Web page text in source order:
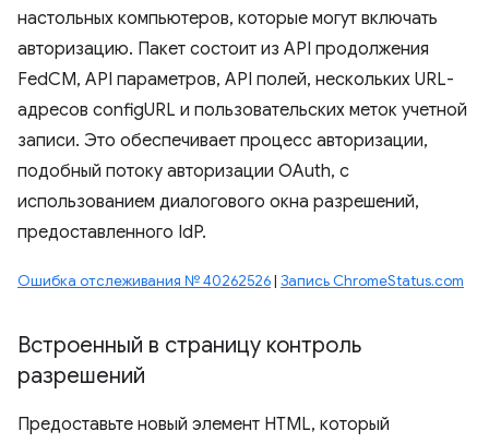
настольных компьютеров, которые могут включать
авторизацию. Пакет состоит из API продолжения
FedCM, API параметров, API полей, нескольких URL-
адресов configURL и пользовательских меток учетной
записи. Это обеспечивает процесс авторизации,
подобный потоку авторизации OAuth, с
использованием диалогового окна разрешений,
предоставленного IdP.
Ошибка отслеживания № 40262526| Запись ChromeStatus.com
Встроенный в страницу контроль
разрешений
Предоставьте новый элемент HTML, который